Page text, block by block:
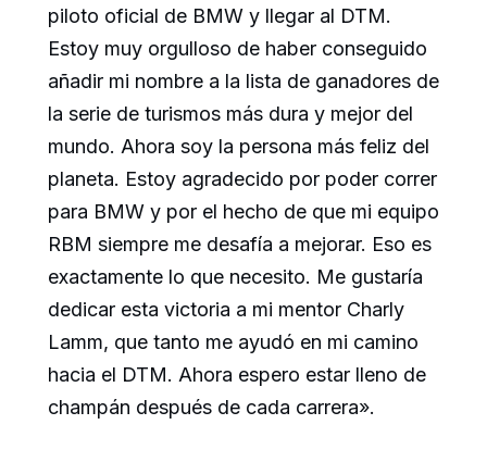
piloto oficial de BMW y llegar al DTM.
Estoy muy orgulloso de haber conseguido
añadir mi nombre a la lista de ganadores de
la serie de turismos más dura y mejor del
mundo. Ahora soy la persona más feliz del
planeta. Estoy agradecido por poder correr
para BMW y por el hecho de que mi equipo
RBM siempre me desafía a mejorar. Eso es
exactamente lo que necesito. Me gustaría
dedicar esta victoria a mi mentor Charly
Lamm, que tanto me ayudó en mi camino
hacia el DTM. Ahora espero estar lleno de
champán después de cada carrera».